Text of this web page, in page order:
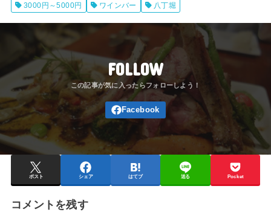
3000円～5000円
ワインバー 八丁堀
FOLLOW
ポスト シェア はてブ 送る Pocket
コメントを残す